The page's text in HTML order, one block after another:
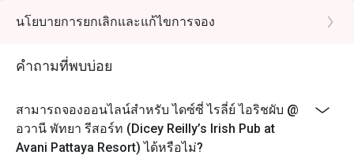
นโยบายการยกเลิกและแก้ไขการจอง
คำถามที่พบบ่อย
สามารถจองออนไลน์สำหรับ ไดซ์ซี่ ไรลี่ย์ ไอริชผับ @
อวานี พัทยา รีสอร์ท (Dicey Reilly’s Irish Pub at
Avani Pattaya Resort) ได้หรือไม่?